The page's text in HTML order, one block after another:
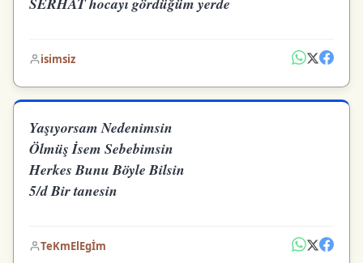
isimsiz
Yaşıyorsam Nedenimsin
Ölmüş İsem Sebebimsin
Herkes Bunu Böyle Bilsin
5/d Bir tanesin
TeKmElEgİm